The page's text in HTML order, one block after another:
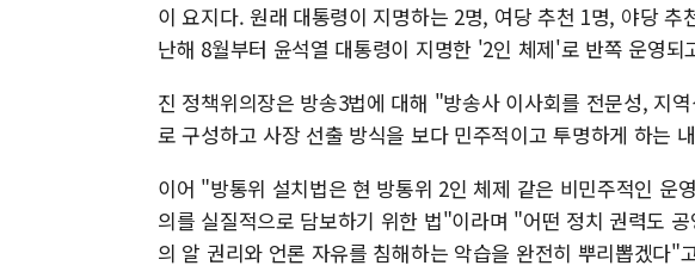
이 요지다. 원래 대통령이 지명하는 2명, 여당 추천 1명, 야당 추
난해 8월부터 윤석열 대통령이 지명한 '2인 체제'로 반쪽 운영되
진 정책위의장은 방송3법에 대해 "방송사 이사회를 전문성, 지
로 구성하고 사장 선출 방식을 보다 민주적이고 투명하게 하는
이어 "방통위 설치법은 현 방통위 2인 체제 같은 비민주적인 운
의를 실질적으로 담보하기 위한 법"이라며 "어떤 정치 권력도
의 알 권리와 언론 자유를 침해하는 악습을 완전히 뿌리뽑겠다"